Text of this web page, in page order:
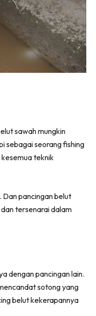
sawah mungkin
sebagai seorang fishing
teknik
Dan pancingan belut
tersenarai dalam
dengan pancingan lain.
sotong yang
belut kekerapannya